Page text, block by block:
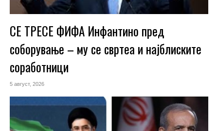
СЕ ТРЕСЕ ФИФА Инфантино пред
соборување – му се свртеа и најблиските
соработници
5 август, 2026